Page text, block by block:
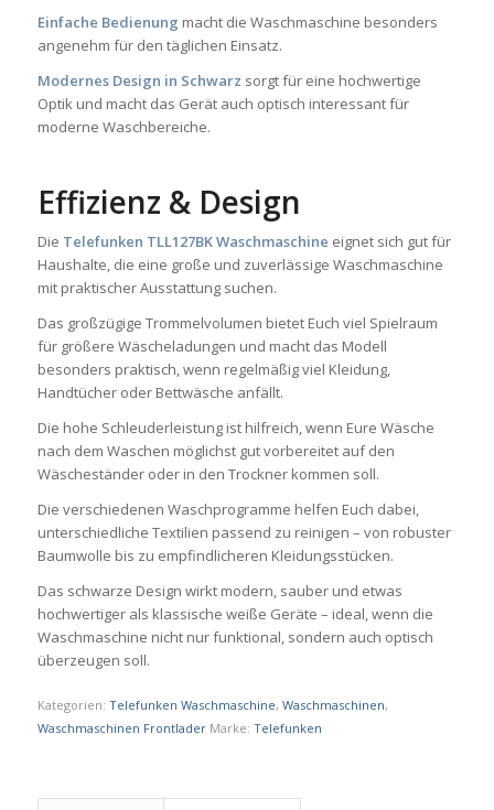
Einfache Bedienung macht die Waschmaschine besonders
angenehm für den täglichen Einsatz.
Modernes Design in Schwarz sorgt für eine hochwertige
Optik und macht das Gerät auch optisch interessant für
moderne Waschbereiche.
Effizienz & Design
Die Telefunken TLL127BK Waschmaschine eignet sich gut für
Haushalte, die eine große und zuverlässige Waschmaschine
mit praktischer Ausstattung suchen.
Das großzügige Trommelvolumen bietet Euch viel Spielraum
für größere Wäscheladungen und macht das Modell
besonders praktisch, wenn regelmäßig viel Kleidung,
Handtücher oder Bettwäsche anfällt.
Die hohe Schleuderleistung ist hilfreich, wenn Eure Wäsche
nach dem Waschen möglichst gut vorbereitet auf den
Wäscheständer oder in den Trockner kommen soll.
Die verschiedenen Waschprogramme helfen Euch dabei,
unterschiedliche Textilien passend zu reinigen – von robuster
Baumwolle bis zu empfindlicheren Kleidungsstücken.
Das schwarze Design wirkt modern, sauber und etwas
hochwertiger als klassische weiße Geräte – ideal, wenn die
Waschmaschine nicht nur funktional, sondern auch optisch
überzeugen soll.
Kategorien: Telefunken Waschmaschine, Waschmaschinen,
Waschmaschinen Frontlader Marke: Telefunken